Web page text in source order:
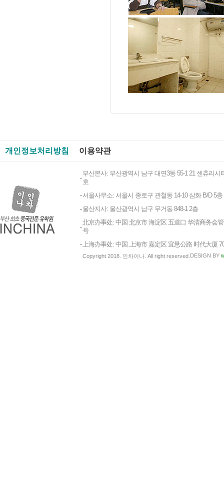
개인정보처리방침 이용약관
부산본사: 부산광역시 남구 대연3동 55-1 21 센츄리시
호
서울사무소: 서울시 종로구 관철동 14-10 삼화 B/D 5층
울산지사: 울산광역시 남구 무거동 848-1 2층
北京办事处: 中国 北京市 海淀区 五道口 华清商务会管
号
上海办事处: 中国 上海市 嘉定区 宜悬公路 时代大厦
Copyright 2018. 인차이나. All right reserved. DESIGN BY